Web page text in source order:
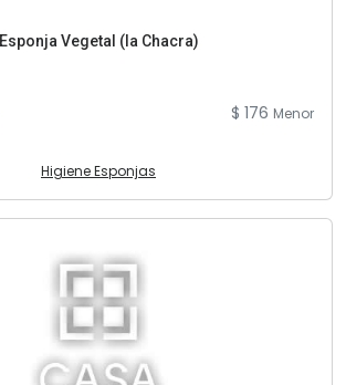
Esponja Vegetal (la Chacra)
$ 176 Menor
Higiene Esponjas